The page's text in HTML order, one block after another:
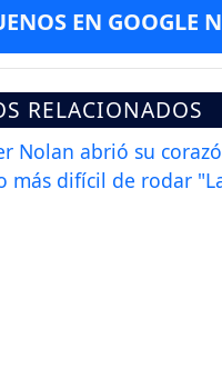
EN GOOGLE
RELACIONADOS